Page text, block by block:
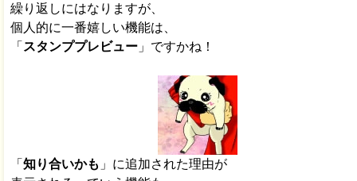
繰り返しにはなりますが、
個人的に一番嬉しい機能は、
「 スタンププレビュー」ですかね！
「 知り合いかも 」に追加された理由が